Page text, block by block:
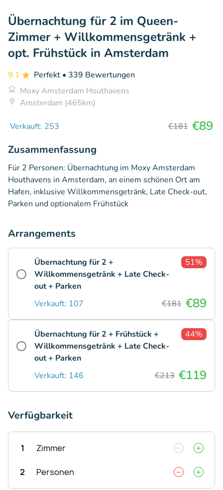
Übernachtung für 2 im Queen-
Zimmer + Willkommensgetränk +
opt. Frühstück in Amsterdam
9.1 Perfekt • 339 Bewertungen
Moxy Amsterdam Houthavens
Amsterdam (465km)
Verkauft: 253 €181 €89
Zusammenfassung
Für 2 Personen: Übernachtung im Moxy Amsterdam
Houthavens in Amsterdam, an einem schönen Ort am
Hafen, inklusive Willkommensgetränk, Late Check-out,
Parken und optionalem Frühstück
Arrangements
Übernachtung für 2 +
Willkommensgetränk + Late Check-
out + Parken
51%
Verkauft: 107 €181 €89
Übernachtung für 2 + Frühstück +
Willkommensgetränk + Late Check-
out + Parken
44%
Verkauft: 146 €213 €119
Verfügbarkeit
1 Zimmer
2 Personen